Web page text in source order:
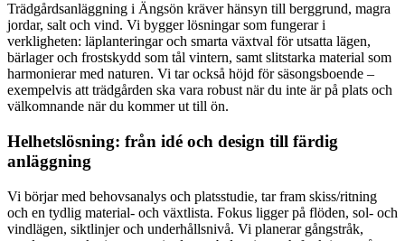
Trädgårdsanläggning i Ängsön kräver hänsyn till berggrund, magra
jordar, salt och vind. Vi bygger lösningar som fungerar i
verkligheten: läplanteringar och smarta växtval för utsatta lägen,
bärlager och frostskydd som tål vintern, samt slitstarka material som
harmonierar med naturen. Vi tar också höjd för säsongsboende –
exempelvis att trädgården ska vara robust när du inte är på plats och
välkomnande när du kommer ut till ön.
Helhetslösning: från idé och design till färdig
anläggning
Vi börjar med behovsanalys och platsstudie, tar fram skiss/ritning
och en tydlig material- och växtlista. Fokus ligger på flöden, sol- och
vindlägen, siktlinjer och underhållsnivå. Vi planerar gångstråk,